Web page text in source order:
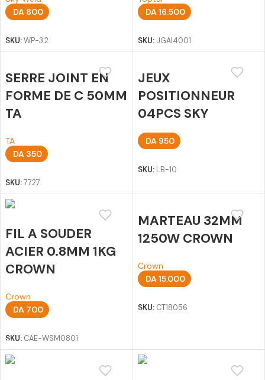
DA 800
SKU:WP-3.2
DA 16.500
SKU: JGAI4001
SERRE JOINT EN
FORME DE C 50MM
TA
TA
DA 350
SKU:7727
JEUX
POSITIONNEUR
04PCS SKY
DA950
SKU: LB-10
FIL A SOUDER
ACIER 0.8MM 1KG
CROWN
Crown
DA 700
SKU: CAE-WSM0801
MARTEAU 32MM
1250W CROWN
Crown
DA15.000
SKU: CT18056